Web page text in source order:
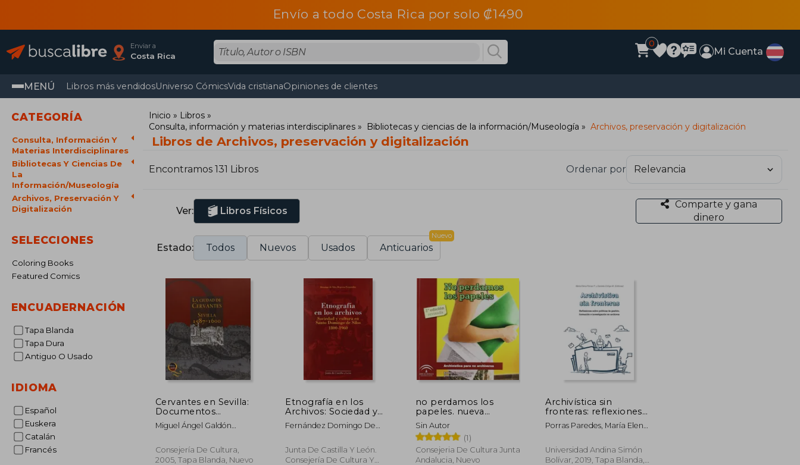
Envío a todo Costa Rica por solo ₡1490
Enviar a
Costa Rica
0
Mi Cuenta
MENÚ Libros más vendidosUniverso CómicsVida cristianaOpiniones de clientes
CATEGORÍA
Consulta, Información Y
Materias Interdisciplinares
Bibliotecas Y Ciencias De
La
Información/Museología
Archivos, Preservación Y
Digitalización
SELECCIONES
Coloring Books
Featured Comics
ENCUADERNACIÓN
Tapa Blanda
Tapa Dura
Antiguo O Usado
IDIOMA
Español
Euskera
Catalán
Francés
Inicio
Libros
Consulta, información y materias interdisciplinares
Bibliotecas y ciencias de la información/Museología Archivos, preservación y digitalización
Libros de Archivos, preservación y digitalización
Encontramos 131 Libros Ordenar por
Ver: Libros Físicos
Comparte y gana
dinero
Estado: Todos Nuevos Usados Anticuarios
Nuevo
Cervantes en Sevilla:
Documentos
Cervantinos en el
Archivo Histórico
Miguel Ángel Galdón
Consejería De Cultura,
2005, Tapa Blanda, Nuevo
Etnografía en los
Archivos: Sociedad y
Cultura en Santo
Domingo de Silos,
Fernández Domingo De
Junta De Castilla Y León.
Consejería De Cultura Y
no perdamos los
papeles. nueva
edicion.
Sin Autor
(1)
Consejeria De Cultura Junta
Andalucia, Nuevo
Archivística sin
fronteras: reflexiones
sobre políticas de
gestión, formación e
archivos
Porras Paredes, María Elena,
Rosana Daniela, Ed.
Universidad Andina Simón
Bolívar, 2019, Tapa Blanda,